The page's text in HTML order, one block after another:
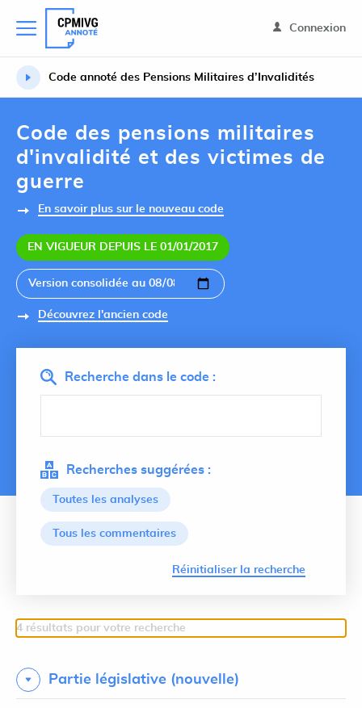
Connexion
Code annoté des Pensions Militaires d’Invalidités
Code des pensions militaires
d'invalidité et des victimes de
guerre
En savoir plus sur le nouveau code
EN VIGUEUR DEPUIS LE 01/01/2017
Découvrez l'ancien code
Recherche dans le code :
Recherches suggérées :
Toutes les analyses
Tous les commentaires
Réinitialiser la recherche
4 résultats pour votre recherche
Partie législative (nouvelle)